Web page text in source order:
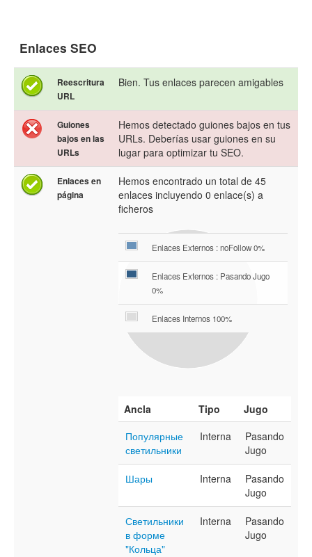
Enlaces SEO
Reescritura
URL
Bien. Tus enlaces parecen amigables
Guiones
bajos en las
URLs
Hemos detectado guiones bajos en tus
URLs. Deberías usar guiones en su
lugar para optimizar tu SEO.
Enlaces en
página
Hemos encontrado un total de 45
enlaces incluyendo 0 enlace(s) a
ficheros
Enlaces Externos : noFollow 0%
Enlaces Externos : Pasando Jugo
0%
Enlaces Internos 100%
Ancla Tipo
Jugo
Популярные
светильники
Interna
Pasando
Jugo
Шары Interna
Pasando
Jugo
Светильники
в форме
"Кольца"
Interna
Pasando
Jugo